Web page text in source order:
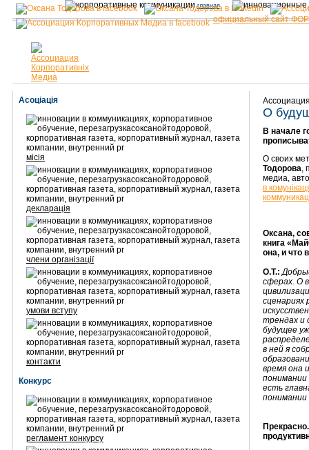
официальный сайт
главная
Асоціація
місія
декларація
члени організації
умови вступу
контакти
Конкурс
регламент конкурсу
О
В начале
О своих
Тодорова,
медиа,
в
Оксана,
книга
она, и что
О.Т.:
сферах. О
сценариях
трендах и
будущее
в ней я
время она
понимании
есть
понимании